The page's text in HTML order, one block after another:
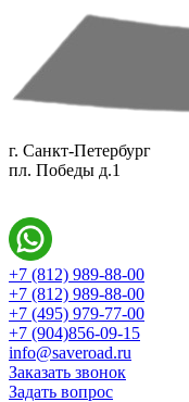
г. Санкт-Петербург
пл. Победы д.1
+7 (812) 989-88-00
+7 (812) 989-88-00
+7 (495) 979-77-00
+7 (904)856-09-15
info@saveroad.ru
Заказать звонок
Задать вопрос